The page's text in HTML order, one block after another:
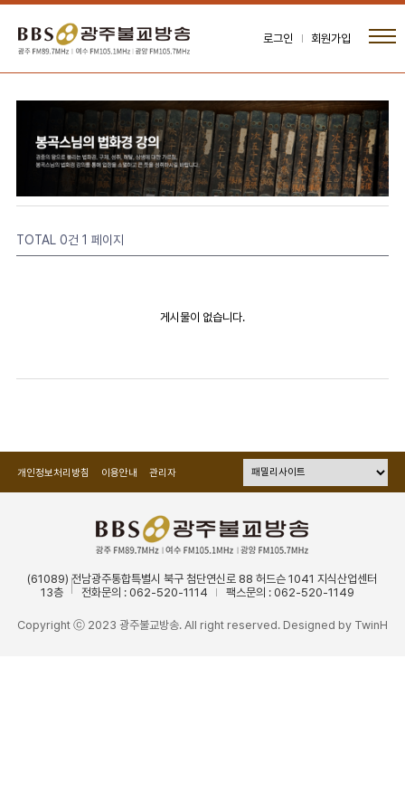
로그인 회원가입
TOTAL 0건 1 페이지
게시물이 없습니다.
개인정보처리방침 이용안내 관리자
(61089) 전남광주통합특별시 북구 첨단연신로 88 허드슨 1041 지식산업센터
13층
전화문의 : 062-520-1114 팩스문의 : 062-520-1149
Copyright ⓒ 2023 광주불교방송. All right reserved. Designed by TwinH